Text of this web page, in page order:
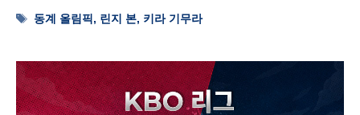
Tags
동계 올림픽, 린지 본, 키라 기무라